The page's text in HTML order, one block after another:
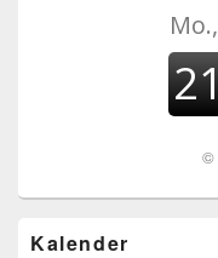
©
Kalender